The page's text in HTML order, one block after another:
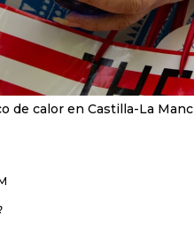
de calor en Castilla-La